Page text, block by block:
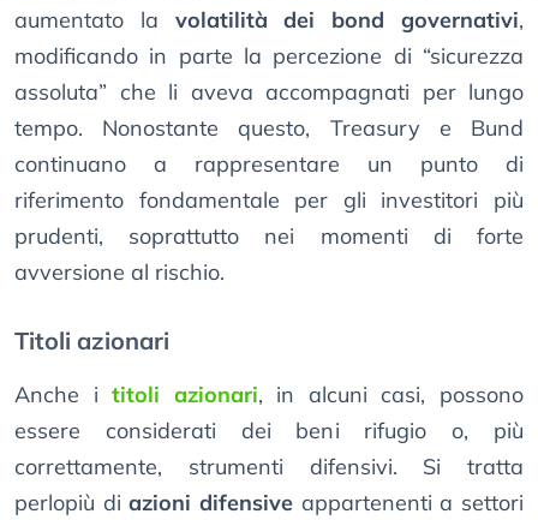
aumentato la volatilità dei bond governativi,
modificando in parte la percezione di “sicurezza
assoluta” che li aveva accompagnati per lungo
tempo. Nonostante questo, Treasury e Bund
continuano a rappresentare un punto di
riferimento fondamentale per gli investitori più
prudenti, soprattutto nei momenti di forte
avversione al rischio.
Titoli azionari
Anche ititoli azionari, in alcuni casi, possono
essere considerati dei beni rifugio o, più
correttamente, strumenti difensivi. Si tratta
perlopiù diazioni difensive appartenenti a settori